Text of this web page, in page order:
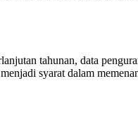
tahunan, data
syarat dalam